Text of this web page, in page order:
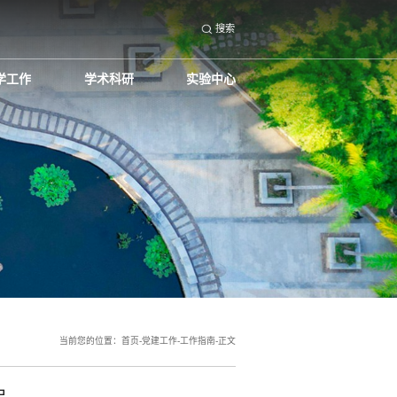
搜索
工作 学术科研 实验中心
当前您的位置： 首页-党建工作-工作指南-正文